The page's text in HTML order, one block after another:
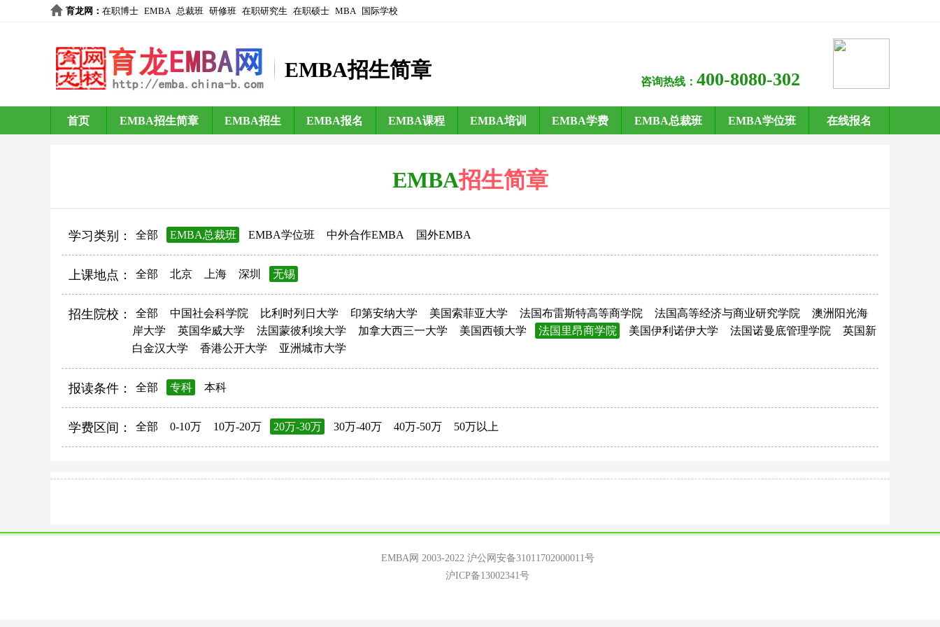
育龙网 ： 在职博士 EMBA 总裁班 研修班 在职研究生 在职硕士 MBA 国际学校
EMBA招生简章
咨询热线： 400-8080-302
首页 EMBA招生简章 EMBA招生 EMBA报名 EMBA课程 EMBA培训 EMBA学费 EMBA总裁班 EMBA学位班 在线报名
EMBA招生简章
学习类别： 全部 EMBA总裁班 EMBA学位班 中外合作EMBA 国外EMBA
上课地点： 全部 北京 上海 深圳 无锡
招生院校： 全部 中国社会科学院 比利时列日大学 印第安纳大学 美国索菲亚大学 法国布雷斯特高等商学院 法国高等经济与商业研究学院
澳洲阳光海
岸大学
英国华威大学 法国蒙彼利埃大学 加拿大西三一大学 美国西顿大学 法国里昂商学院 美国伊利诺伊大学 法国诺曼底管理学院
英国新
白金汉大学
香港公开大学 亚洲城市大学
报读条件： 全部 专科 本科
学费区间： 全部 0-10万 10万-20万 20万-30万 30万-40万 40万-50万 50万以上
EMBA网 2003-2022 沪公网安备31011702000011号
沪ICP备13002341号